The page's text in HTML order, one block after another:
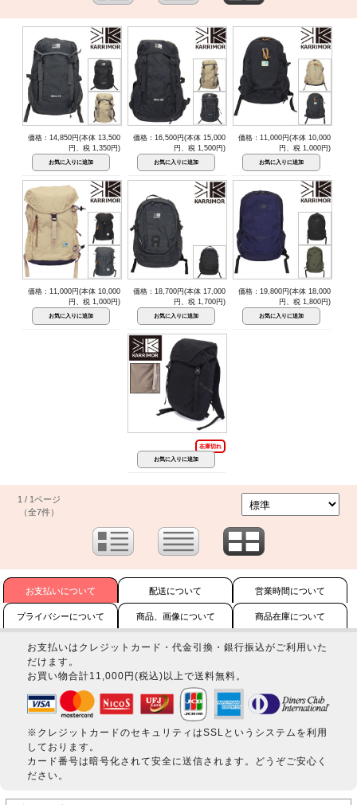
価格：14,850円(本体 13,500
円、税 1,350円)
価格：16,500円(本体 15,000
円、税 1,500円)
価格：11,000円(本体 10,000
円、税 1,000円)
価格：11,000円(本体 10,000
円、税 1,000円)
価格：18,700円(本体 17,000
円、税 1,700円)
価格：19,800円(本体 18,000
円、税 1,800円)
在庫切れ
1 / 1ページ
（全7件）
お支払いについて 配送について 営業時間について
プライバシーについて 商品、画像について 商品在庫について
お支払いはクレジットカード・代金引換・銀行振込がご利用いた
だけます。
お買い物合計11,000円(税込)以上で送料無料。
※クレジットカードのセキュリティはSSLというシステムを利用
しております。
カード番号は暗号化されて安全に送信されます。どうぞご安心く
ださい。